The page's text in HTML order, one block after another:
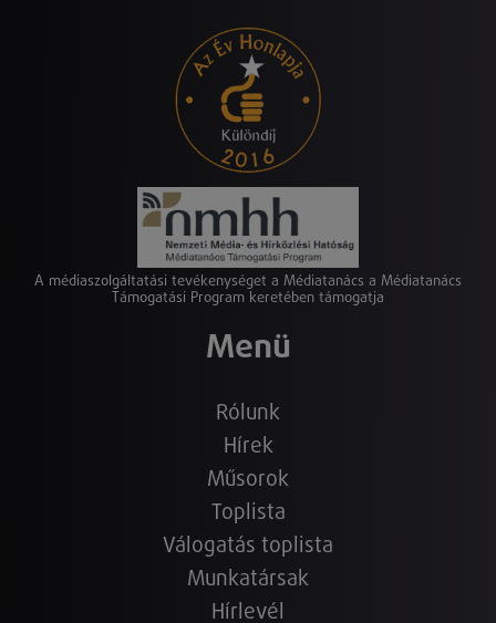
A médiaszolgáltatási tevékenységet a Médiatanács a Médiatanács
Támogatási Program keretében támogatja
Menü
Rólunk
Hírek
Műsorok
Toplista
Válogatás toplista
Munkatársak
Hírlevél